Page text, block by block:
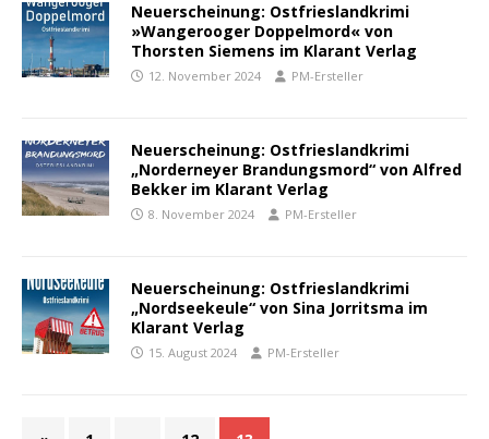
Neuerscheinung: Ostfrieslandkrimi
»Wangerooger Doppelmord« von
Thorsten Siemens im Klarant Verlag
12. November 2024 PM-Ersteller
Neuerscheinung: Ostfrieslandkrimi
„Norderneyer Brandungsmord“ von Alfred
Bekker im Klarant Verlag
8. November 2024 PM-Ersteller
Neuerscheinung: Ostfrieslandkrimi
„Nordseekeule“ von Sina Jorritsma im
Klarant Verlag
15. August 2024 PM-Ersteller